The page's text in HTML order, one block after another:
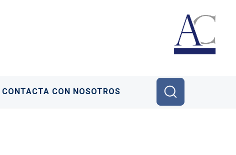
CONTACTA CON NOSOTROS